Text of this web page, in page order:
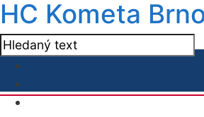
HC Kometa